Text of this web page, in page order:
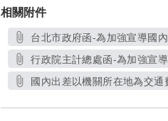
相關附件
台北市政府函-為加強宣導國
行政院主計總處函-為加強宣
國內出差以機關所在地為交